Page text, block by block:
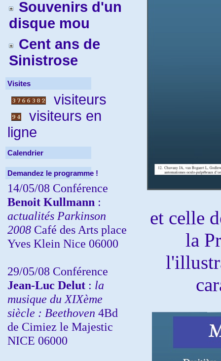
Souvenirs d'un
disque mou
Cent ans de
Sinistrose
Visites
visiteurs
visiteurs en
ligne
Calendrier
Demandez le programme !
14/05/08 Conférence
Benoit Kullmann :
actualités Parkinson
2008 Café des Arts place
Yves Klein Nice 06000
29/05/08 Conférence
Jean-Luc Delut : la
musique du XIXème
siècle : Beethoven 4Bd
de Cimiez le Majestic
NICE 06000
et celle
la